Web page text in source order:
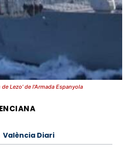
de Lezo' de l'Armada Espanyola
València Diari